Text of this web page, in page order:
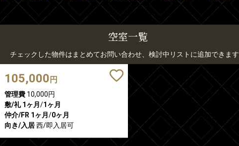
空室一覧
チェックした物件はまとめてお問い合わせ、検討中リストに追加できま
105,000 円
管理費10,000円
敷/礼 1ヶ月 /1ヶ月
仲介/FR 1ヶ月 /0ヶ月
向き/入居西/即入居可